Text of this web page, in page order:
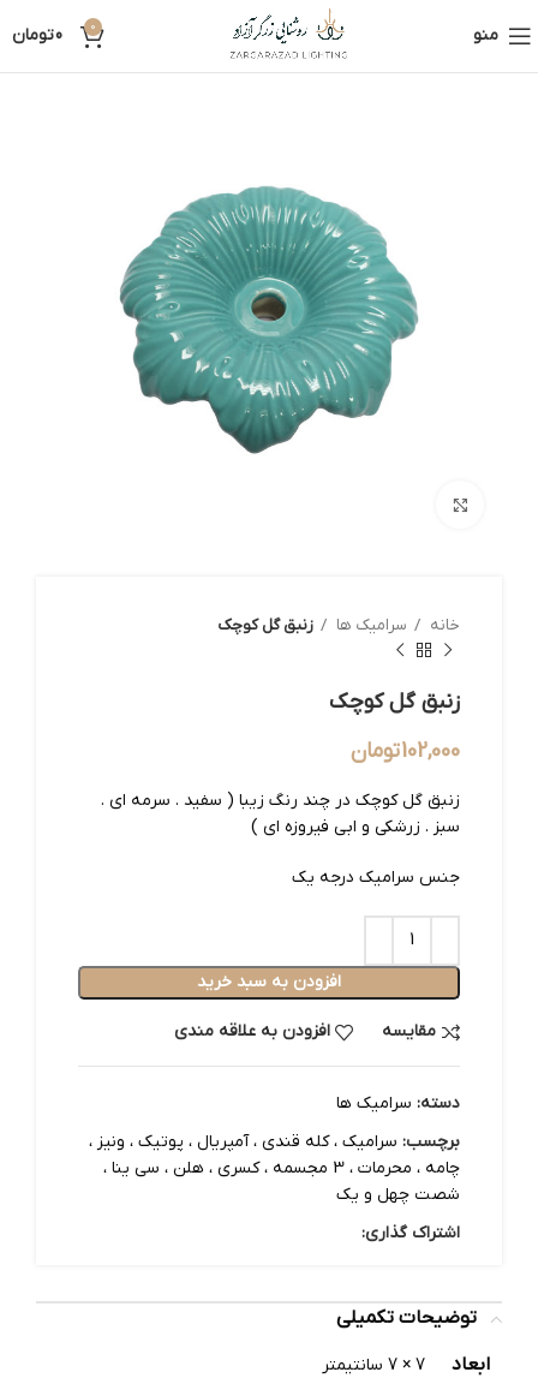
منو 0
0تومان
خانه سرامیک ها زنبق گل کوچک
زنبق گل کوچک
102,000تومان
زنبق گل کوچک در چند رنگ زیبا ( سفید . سرمه ای .
سبز . زرشکی و ابی فیروزه ای )
جنس سرامیک درجه یک
افزودن به سبد خرید
مقایسه افزودن به علاقه مندی
دسته: سرامیک ها
برچسب: سرامیک ، کله قندی ، آمپریال ، پوتیک ، ونیز ،
چامه ، محرمات ، 3 مجسمه ، کسری ، هلن ، سی ینا ،
شصت چهل و یک
اشتراک گذاری:
توضیحات تکمیلی
ابعاد
7 × 7 سانتیمتر